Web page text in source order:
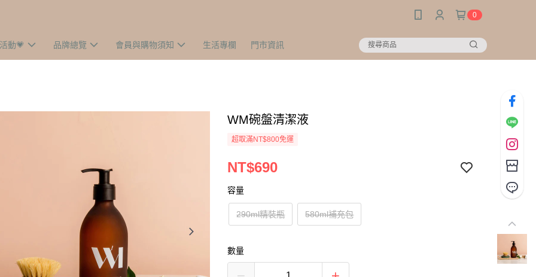
0
動💗 品牌總覽 會員與購物須知 生活專欄 門市資訊
WM碗盤清潔液
超取滿NT$800免運
NT$690
容量
290ml精裝瓶 580ml補充包
數量